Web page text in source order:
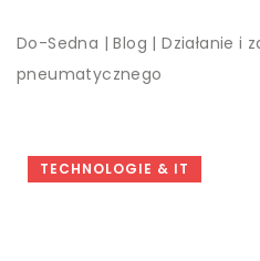
Do-Sedna |Blog |Działanie i
pneumatycznego
TECHNOLOGIE & IT